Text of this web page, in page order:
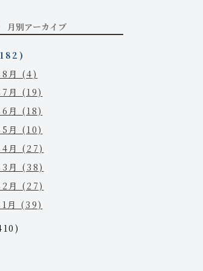
月別アーカイブ
8月 (4)
月 (19)
月 (18)
月 (10)
4月 (27)
3月 (38)
2月 (27)
月 (39)